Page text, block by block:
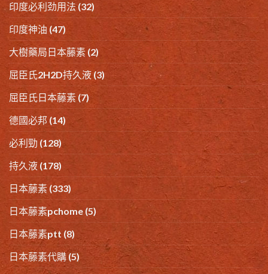
印度必利劲用法(32)
印度神油 (47)
大樹藥局日本藤素 (2)
屈臣氏2H2D持久液 (3)
屈臣氏日本藤素 (7)
德國必邦 (14)
必利勁 (128)
持久液 (178)
日本藤素 (333)
日本藤素pchome (5)
日本藤素ptt (8)
日本藤素代購 (5)